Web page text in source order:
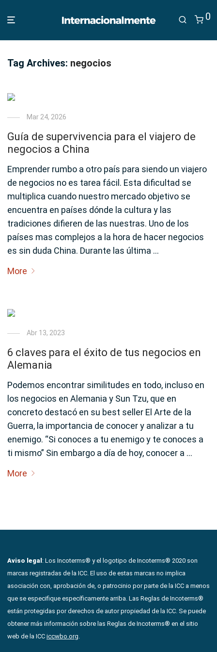
0
Tag Archives: negocios
Mar 24, 2026
Guía de supervivencia para el viajero de
negocios a China
Emprender rumbo a otro país para siendo un viajero
de negocios no es tarea fácil. Esta dificultad se
multiplica cuando nuestro mercado objetivo se
encuentra en países dónde la cultura y las
tradiciones difieren de las nuestras. Uno de los
países mas complejos a la hora de hacer negocios
es sin duda China. Durante las última …
More
Abr 13, 2023
6 claves para el éxito de tus negocios en
Alemania
Podemos encontrar similitudes en todo, incluso en
los negocios en Alemania y Sun Tzu, que en
concreto destacó en su best seller El Arte de la
Guerra, la importancia de conocer y analizar a tu
enemigo. “Si conoces a tu enemigo y te conoces a
ti mismo” Sin embargo a día de hoy, conocer a …
More
Aviso legal : Los Incoterms® y el logotipo de Incoterms® 2020 son
marcas registradas de la ICC. El uso de estas marcas no implica
asociación con, aprobación de, o patrocinio por parte de la ICC a menos
que se especifique específicamente arriba. Las Reglas de Incoterms®
están protegidas por derechos de autor propiedad de la ICC. Se puede
obtener más información sobre las Reglas de Incoterms® en el sitio
web de la ICC iccwbo.org.